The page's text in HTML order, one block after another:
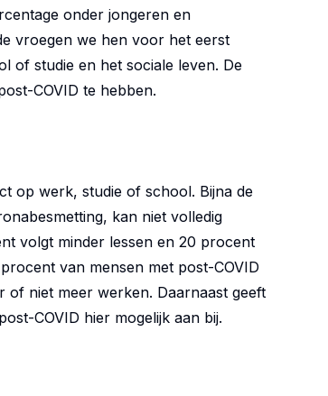
onder jongeren en
vroegen we hen voor het eerst
of studie en het sociale leven. De
COVID te hebben.
op werk, studie of school. Bijna de
kan niet volledig
volgt minder lessen en 20 procent
van mensen met post-COVID
of niet meer werken. Daarnaast geeft
COVID hier mogelijk aan bij.